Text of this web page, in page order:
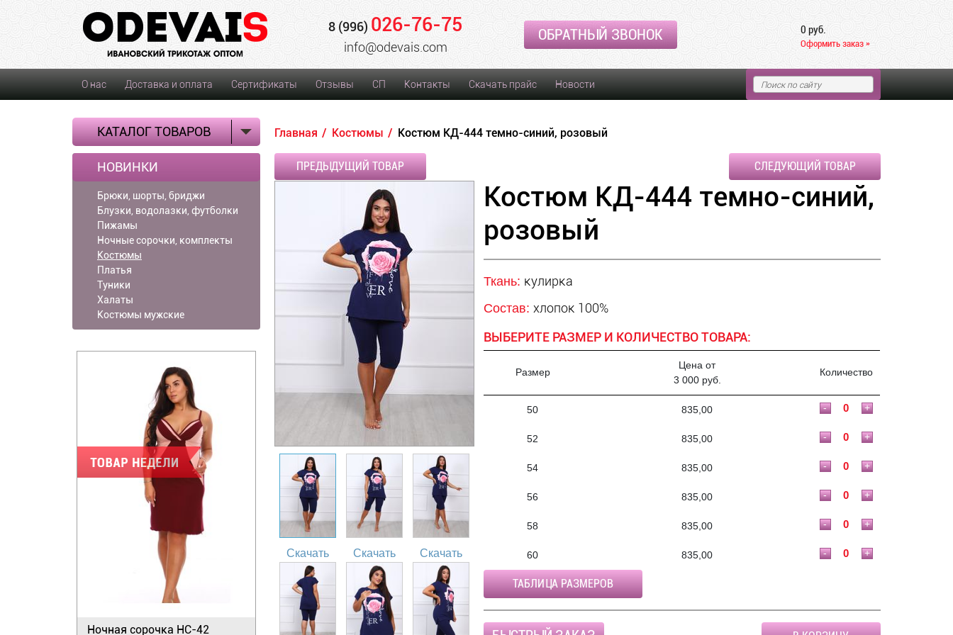
8 (996) 026-76-75
info@odevais.com
ОБРАТНЫЙ ЗВОНОК 0 руб.
Оформить заказ »
О нас Доставка и оплата Сертификаты Отзывы СП Контакты Скачать прайс Новости
КАТАЛОГ ТОВАРОВ
НОВИНКИ
Брюки, шорты, бриджи
Блузки, водолазки, футболки
Пижамы
Ночные сорочки, комплекты
Костюмы
Платья
Туники
Халаты
Костюмы мужские
Ночная сорочка НС-42
Главная Костюмы Костюм КД-444 темно-синий, розовый
ПРЕДЫДУЩИЙ ТОВАР СЛЕДУЮЩИЙ ТОВАР
Скачать Скачать Скачать
Костюм КД-444 темно-синий,
розовый
Ткань: кулирка
Состав: хлопок 100%
ВЫБЕРИТЕ РАЗМЕР И КОЛИЧЕСТВО ТОВАРА:
Размер
Цена от
3 000 руб.
Количество
50 835,00 +
-
52 835,00 +
-
54 835,00 +
-
56 835,00 +
-
58 835,00 +
-
60 835,00 +
-
ТАБЛИЦА РАЗМЕРОВ